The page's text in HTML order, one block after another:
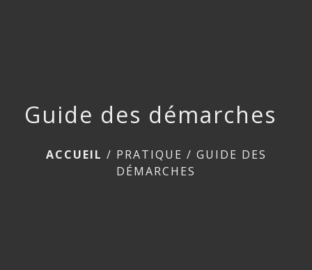
Guide des démarches
ACCUEIL / PRATIQUE / GUIDE DES
DÉMARCHES